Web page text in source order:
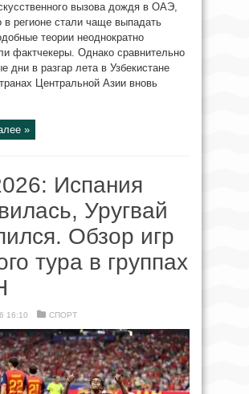
вызова дождя в ОАЭ,
в регионе стали чаще выпадать
теории неоднократно
фактчекеры. Однако сравнительно
дни в разгар лета в Узбекистане
Центральной Азии вновь
»
Испания
Уругвай
Обзор игр
тура в группах
16:10 СПОРТ